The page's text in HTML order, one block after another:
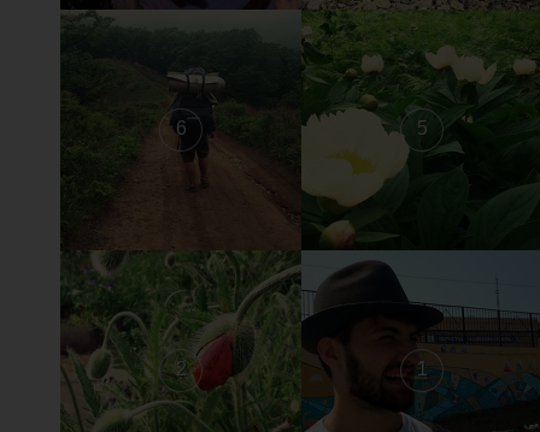
6 5
2 1